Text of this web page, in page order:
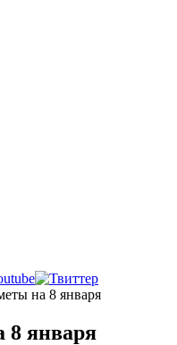
на 8 января
8 января